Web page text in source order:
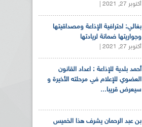
أكتوبر 27, 2021 |
بغالي: احترافية الإذاعة ومصداقيتها
وجواريتها ضمانة لريادتها
أكتوبر 27, 2021 |
أحمد بلدية للإذاعة : اعداد القانون
العضوي للإعلام في مرحلته الأخيرة و
سيعرض قريبا...
بن عبد الرحمان يشرف هذا الخميس